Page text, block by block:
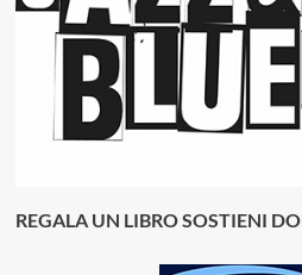
REGALA UN LIBRO SOSTIENI